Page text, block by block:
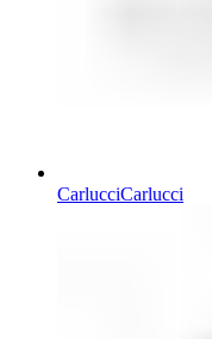
CarlucciCarlucci